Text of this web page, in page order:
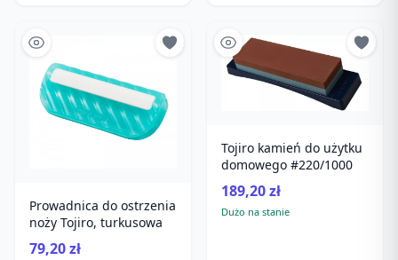
Prowadnica do ostrzenia
noży Tojiro, turkusowa
79,20 zł
Tojiro kamień do użytku
domowego #220/1000
189,20 zł
Dużo na stanie